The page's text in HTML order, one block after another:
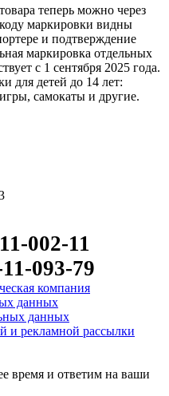
теперь можно через
маркировки видны
и подтверждение
маркировка отдельных
с 1 сентября 2025 года.
для детей до 14 лет:
самокаты и другие.
002-11
093-79
компания
данных
данных
и рекламной рассылки
время и ответим на ваши